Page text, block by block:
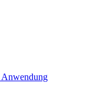
Anwendung